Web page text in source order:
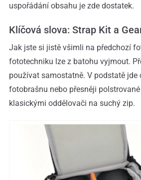
uspořádání obsahu je zde dostatek.
Klíčová slova: Strap Kit a
Jak jste si jistě všimli na předchozí
fototechniku lze z batohu vyjmout.
používat samostatně. V podstatě jde
fotobrašnu nebo přesněji
klasickými oddělovači na suchý zip.